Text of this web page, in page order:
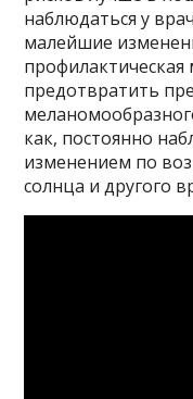
наблюдаться у
малейшие
профилактическая
предотвратить
как, постоянно
изменением по
солнца и другого